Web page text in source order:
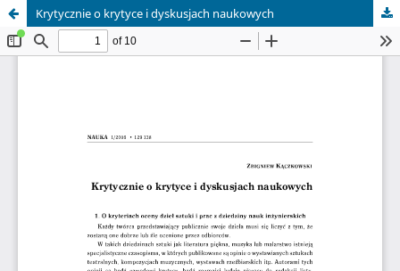
Krytycznie o krytyce i dyskusjach naukowych